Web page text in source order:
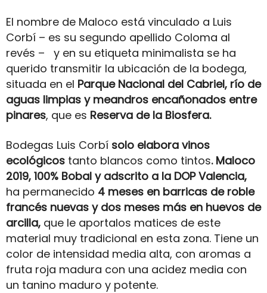
El nombre de Maloco está vinculado a Luis
Corbí – es su segundo apellido Coloma al
revés – y en su etiqueta minimalista se ha
querido transmitir la ubicación de la bodega,
situada en el Parque Nacional del Cabriel, río de
aguas limpias y meandros encañonados entre
pinares, que es Reserva de la Biosfera.
Bodegas Luis Corbí solo elabora vinos
ecológicos tanto blancos como tintos. Maloco
2019, 100% Bobal y adscrito a la DOP Valencia,
ha permanecido 4 meses en barricas de roble
francés nuevas y dos meses más en huevos de
arcilla, que le aportalos matices de este
material muy tradicional en esta zona. Tiene un
color de intensidad media alta, con aromas a
fruta roja madura con una acidez media con
un tanino maduro y potente.